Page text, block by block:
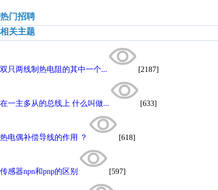
热门招聘
相关主题
双只两线制热电阻的其中一个... [2187]
在一主多从的总线上 什么叫做... [633]
热电偶补偿导线的作用 ？ [618]
传感器npn和pnp的区别 [597]